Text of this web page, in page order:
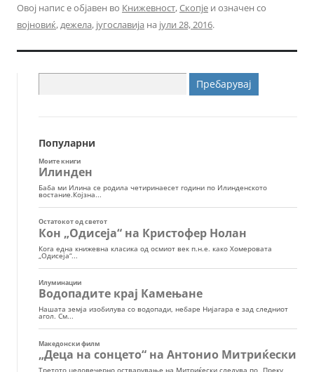
Овој напис е објавен во Книжевност,Скопје и означен со
војновиќ,дежела, југославија на јули 28, 2016.
за:
Популарни